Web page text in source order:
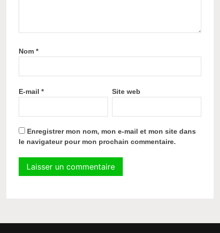
Nom*
E-mail* Site web
Enregistrer mon nom, mon e-mail et mon site dans
le navigateur pour mon prochain commentaire.